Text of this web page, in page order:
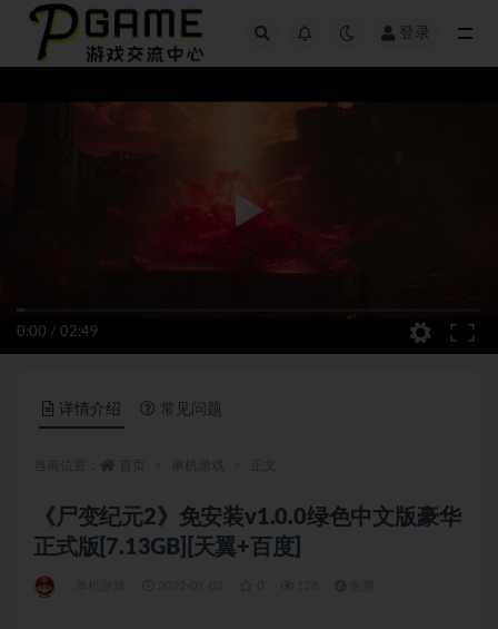
登录
0:00 / 02:49
详情介绍 常见问题
《尸变纪元2》免安装v1.0.0绿色中文版豪华
正式版[7.13GB][天翼+百度]
全部